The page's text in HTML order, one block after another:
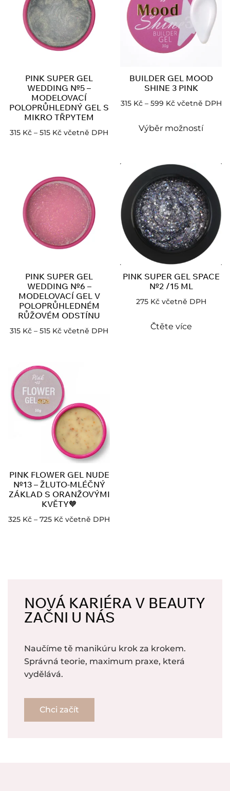
PINK SUPER GEL
WEDDING №5 –
MODELOVACÍ
POLOPRŮHLEDNÝ GEL S
MIKRO TŘPYTEM
315 Kč – 515 Kč včetně DPH
BUILDER GEL MOOD
SHINE 3 PINK
315 Kč – 599 Kč včetně DPH
Výběr možností
PINK SUPER GEL
WEDDING №6 –
MODELOVACÍ GEL V
POLOPRŮHLEDNÉM
RŮŽOVÉM ODSTÍNU
315 Kč – 515 Kč včetně DPH
PINK SUPER GEL SPACE
№2 /15 ML
275 Kč včetně DPH
Čtěte více
PINK FLOWER GEL NUDE
№13 – ŽLUTO-MLÉČNÝ
ZÁKLAD S ORANŽOVÝMI
KVĚTY🧡
325 Kč – 725 Kč včetně DPH
NOVÁ KARIÉRA V BEAUTY
ZAČNI U NÁS
Naučíme tě manikúru krok za krokem.
Správná teorie, maximum praxe, která
vydělává.
Chci začít